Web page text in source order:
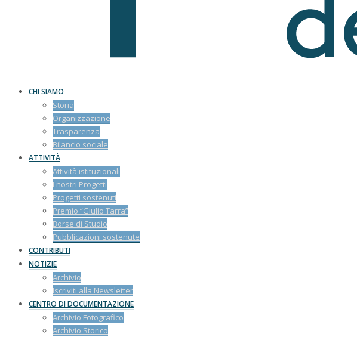
CHI SIAMO
Storia
Organizzazione
Trasparenza
Bilancio sociale
ATTIVITÀ
Attività istituzionali
I nostri Progetti
Progetti sostenuti
Premio “Giulio Tarra”
Borse di Studio
Pubblicazioni sostenute
CONTRIBUTI
NOTIZIE
Archivio
Iscriviti alla Newsletter
CENTRO DI DOCUMENTAZIONE
Archivio Fotografico
Archivio Storico